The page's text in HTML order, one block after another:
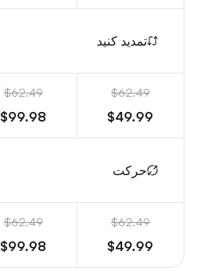
تمدید کنید
$62.49
$49.99
$62.49
$99.98
حرکت
$62.49
$49.99
$62.49
$99.98